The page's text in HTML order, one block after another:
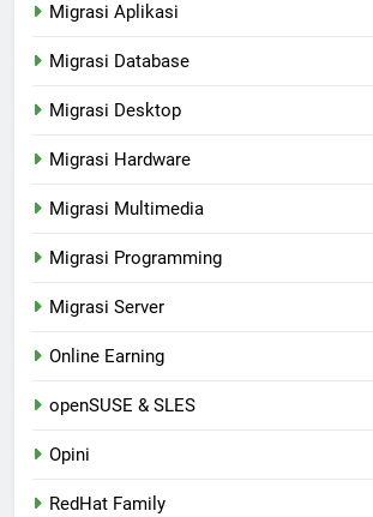
Migrasi Aplikasi
Migrasi Database
Migrasi Desktop
Migrasi Hardware
Migrasi Multimedia
Migrasi Programming
Migrasi Server
Online Earning
openSUSE & SLES
Opini
RedHat Family